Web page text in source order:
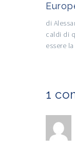
di
caldi di
essere
1